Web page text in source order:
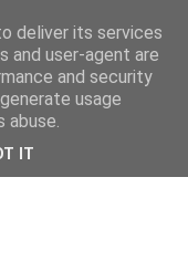
deliver its services
and user-agent are
and security
usage
abuse.
IT